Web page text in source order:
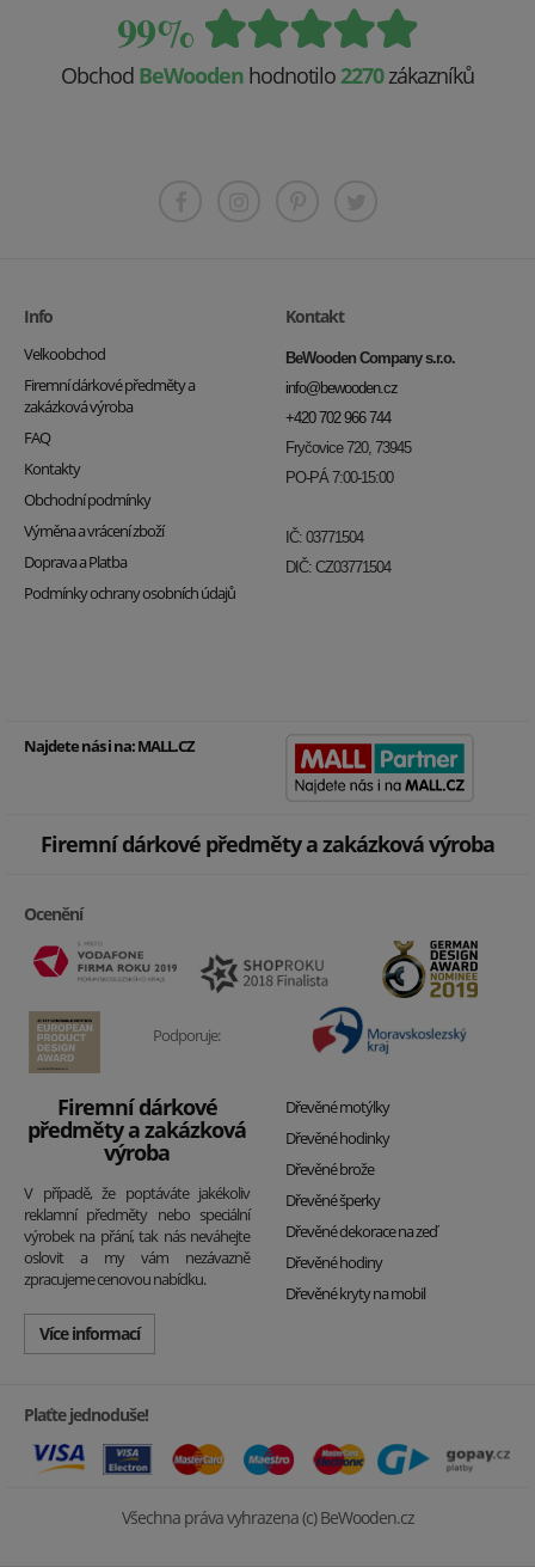
99%
Obchod BeWooden hodnotilo 2270zákazníků
Info
Velkoobchod
Firemní dárkové předměty a
zakázková výroba
FAQ
Kontakty
Obchodní podmínky
Výměna a vrácení zboží
Doprava a Platba
Podmínky ochrany osobních údajů
Kontakt
BeWooden Company s.r.o.
info@bewooden.cz
+420 702 966 744
Fryčovice 720, 73945
PO-PÁ 7:00-15:00
IČ: 03771504
DIČ: CZ03771504
Najdete nás i na:MALL.CZ
Firemní dárkové předměty a zakázková výroba
Ocenění
Podporuje:
Firemní dárkové
předměty a zakázková
výroba
V případě, že poptáváte jakékoliv
reklamní předměty nebo speciální
výrobek na přání, tak nás neváhejte
oslovit a my vám nezávazně
zpracujeme cenovou nabídku.
Více informací
Dřevěné motýlky
Dřevěné hodinky
Dřevěné brože
Dřevěné šperky
Dřevěné dekorace na zeď
Dřevěné hodiny
Dřevěné kryty na mobil
Plaťte jednoduše!
Všechna práva vyhrazena (c) BeWooden.cz